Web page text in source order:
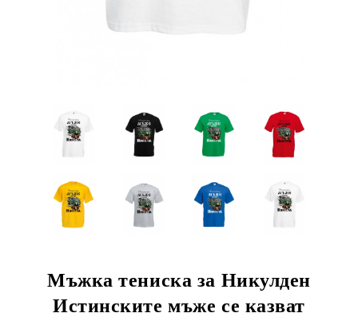
Мъжка тениска за Никулден
Истинските мъже се казват